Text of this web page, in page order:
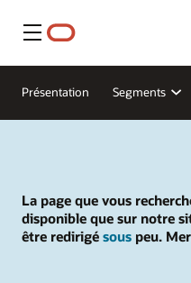
Menu
Présentation Segments
La page que vous
disponible que sur notre
être redirigé sous peu.